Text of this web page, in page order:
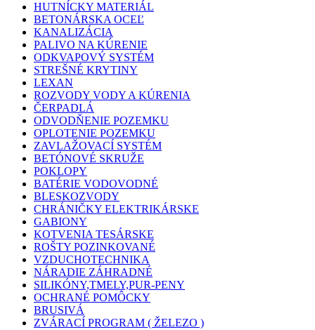
HUTNÍCKY MATERIÁL
BETONÁRSKA OCEĽ
KANALIZÁCIA
PALIVO NA KÚRENIE
ODKVAPOVÝ SYSTÉM
STREŠNÉ KRYTINY
LEXAN
ROZVODY VODY A KÚRENIA
ČERPADLÁ
ODVODŇENIE POZEMKU
OPLOTENIE POZEMKU
ZAVLAŽOVACÍ SYSTÉM
BETÓNOVÉ SKRUŽE
POKLOPY
BATÉRIE VODOVODNÉ
BLESKOZVODY
CHRÁNIČKY ELEKTRIKÁRSKE
GABIONY
KOTVENIA TESÁRSKE
ROŠTY POZINKOVANÉ
VZDUCHOTECHNIKA
NÁRADIE ZÁHRADNÉ
SILIKÓNY,TMELY,PUR-PENY
OCHRANÉ POMÔCKY
BRUSIVÁ
ZVÁRACÍ PROGRAM ( ŽELEZO )